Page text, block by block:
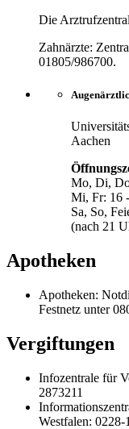
Die
Zahnärzte:
01805/986700.
Aachen
Mo, Di,
Mi, Fr: 16
Sa, So,
(nach 21
Apotheken
Apotheken:
Festnetz unter
Vergiftungen
Infozentrale für
2873211
Westfalen: 0228-